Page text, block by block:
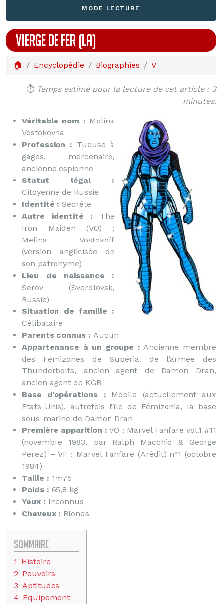
MODE LECTURE
VIERGE DE FER (LA)
🏠 Encyclopédie Biographies V
⏱️ Temps estimé pour la lecture de cet article : 3
minutes.
Véritable nom : Melina
Vostokovna
Profession : Tueuse à
gages, mercenaire,
ancienne espionne
Statut légal :
Citoyenne de Russie
Identité : Secrète
Autre identité : The
Iron Maiden (VO) ;
Melina Vostokoff
(version anglicisée de
son patronyme)
Lieu de naissance :
Serov (Sverdlovsk,
Russie)
Situation de famille :
Célibataire
Parents connus : Aucun
Appartenance à un groupe : Ancienne membre
des Fémizones de Supéria, de l’armée des
Thunderbolts, ancien agent de Damon Dran,
ancien agent de KGB
Base d'opérations : Mobile (actuellement aux
Etats-Unis), autrefois l’île de Fémizonia, la base
sous-marine de Damon Dran
Première apparition : VO : Marvel Fanfare vol.1 #11
(novembre 1983, par Ralph Macchio & George
Perez) – VF : Marvel Fanfare (Arédit) n°1 (octobre
1984)
Taille : 1m75
Poids : 65,8 kg
Yeux : Inconnus
Cheveux : Blonds
Sommaire
1 Histoire
2 Pouvoirs
3 Aptitudes
4 Equipement